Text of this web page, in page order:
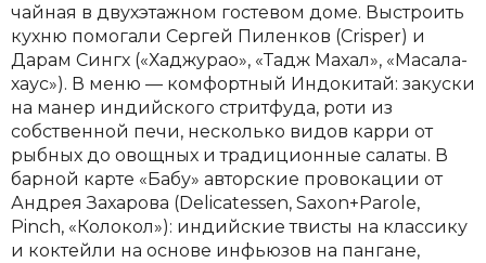
чайная в двухэтажном гостевом доме. Выстроить
кухню помогали Сергей Пиленков (Crisper) и
Дарам Сингх («Хаджурао», «Тадж Махал», «Масала-
хаус»). В меню — комфортный Индокитай: закуски
на манер индийского стритфуда, роти из
собственной печи, несколько видов карри от
рыбных до овощных и традиционные салаты. В
барной карте «Бабу» авторские провокации от
Андрея Захарова (Delicatessen, Saxon+Parole,
Pinch, «Колокол»): индийские твисты на классику
и коктейли на основе инфьюзов на пангане,